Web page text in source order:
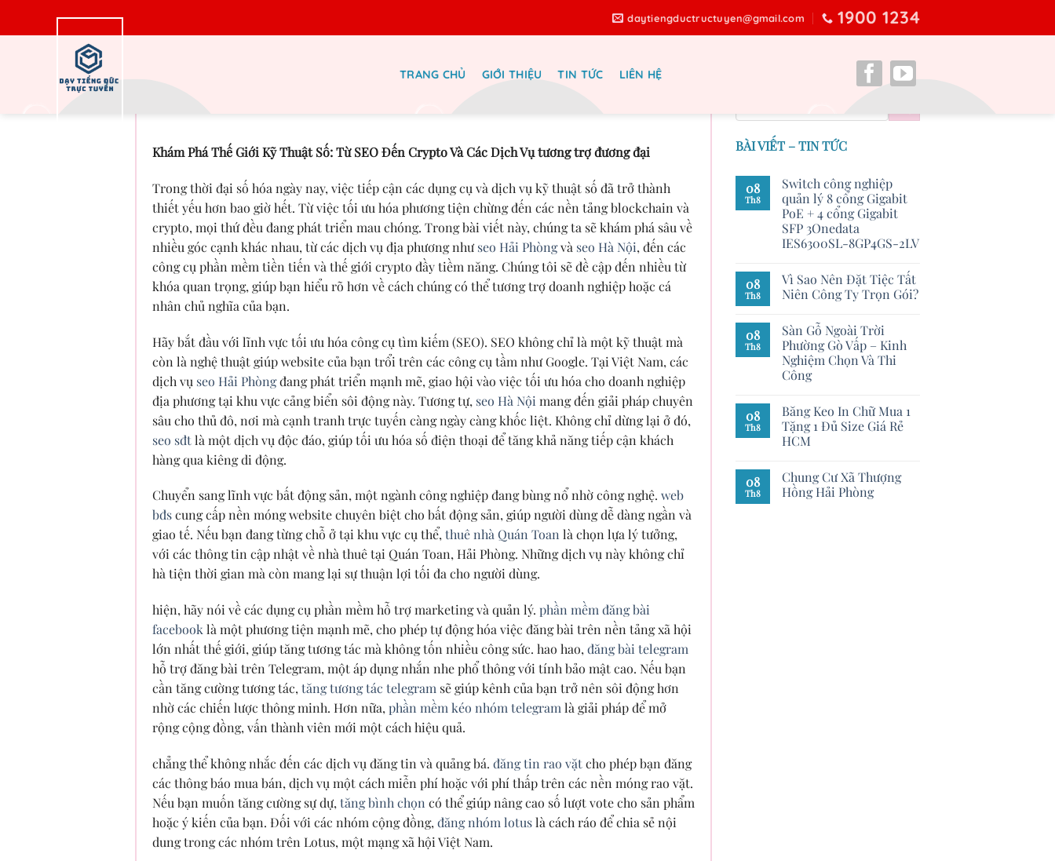
daytiengductructuyen@gmail.com 1900 1234
TRANG CHỦ GIỚI THIỆU TIN TỨC LIÊN HỆ
Khám Phá Thế Giới Kỹ Thuật Số: Từ SEO Đến Crypto Và Các Dịch Vụ tương trợ đương đại
Trong thời đại số hóa ngày nay, việc tiếp cận các dụng cụ và dịch vụ kỹ thuật số đã trở thành
thiết yếu hơn bao giờ hết. Từ việc tối ưu hóa phương tiện chừng đến các nền tảng blockchain và
crypto, mọi thứ đều đang phát triển mau chóng. Trong bài viết này, chúng ta sẽ khám phá sâu về
nhiều góc cạnh khác nhau, từ các dịch vụ địa phương nhưseo Hải Phòngvà seo Hà Nội, đến các
công cụ phần mềm tiền tiến và thế giới crypto đầy tiềm năng. Chúng tôi sẽ đề cập đến nhiều từ
khóa quan trọng, giúp bạn hiểu rõ hơn về cách chúng có thể tương trợ doanh nghiệp hoặc cá
nhân chủ nghĩa của bạn.
Hãy bắt đầu với lĩnh vực tối ưu hóa công cụ tìm kiếm (SEO). SEO không chỉ là một kỹ thuật mà
còn là nghệ thuật giúp website của bạn trổi trên các công cụ tầm như Google. Tại Việt Nam, các
dịch vụ seo Hải Phòngđang phát triển mạnh mẽ, giao hội vào việc tối ưu hóa cho doanh nghiệp
địa phương tại khu vực cảng biển sôi động này. Tương tự, seo Hà Nội mang đến giải pháp chuyên
sâu cho thủ đô, nơi mà cạnh tranh trực tuyến càng ngày càng khốc liệt. Không chỉ dừng lại ở đó,
seo sđtlà một dịch vụ độc đáo, giúp tối ưu hóa số điện thoại để tăng khả năng tiếp cận khách
hàng qua kiêng di động.
Chuyển sang lĩnh vực bất động sản, một ngành công nghiệp đang bùng nổ nhờ công nghệ. web
bđscung cấp nền móng website chuyên biệt cho bất động sản, giúp người dùng dễ dàng ngần và
giao tế. Nếu bạn đang từng chỗ ở tại khu vực cụ thể,thuê nhà Quán Toan là chọn lựa lý tưởng,
với các thông tin cập nhật về nhà thuê tại Quán Toan, Hải Phòng. Những dịch vụ này không chỉ
hà tiện thời gian mà còn mang lại sự thuận lợi tối đa cho người dùng.
hiện, hãy nói về các dụng cụ phần mềm hỗ trợ marketing và quản lý. phần mềm đăng bài
facebook là một phương tiện mạnh mẽ, cho phép tự động hóa việc đăng bài trên nền tảng xã hội
lớn nhất thế giới, giúp tăng tương tác mà không tốn nhiều công sức. hao hao, đăng bài telegram
hỗ trợ đăng bài trên Telegram, một áp dụng nhắn nhe phổ thông với tính bảo mật cao. Nếu bạn
cần tăng cường tương tác, tăng tương tác telegram sẽ giúp kênh của bạn trở nên sôi động hơn
nhờ các chiến lược thông minh. Hơn nữa, phần mềm kéo nhóm telegram là giải pháp để mở
rộng cộng đồng, vấn thành viên mới một cách hiệu quả.
chẳng thể không nhắc đến các dịch vụ đăng tin và quảng bá. đăng tin rao vặtcho phép bạn đăng
các thông báo mua bán, dịch vụ một cách miễn phí hoặc với phí thấp trên các nền móng rao vặt.
Nếu bạn muốn tăng cường sự dự, tăng bình chọn có thể giúp nâng cao số lượt vote cho sản phẩm
hoặc ý kiến của bạn. Đối với các nhóm cộng đồng, đăng nhóm lotuslà cách ráo để chia sẻ nội
dung trong các nhóm trên Lotus, một mạng xã hội Việt Nam.
BÀI VIẾT – TIN TỨC
08
Th8
Switch công nghiệp
quản lý 8 cổng Gigabit
PoE + 4 cổng Gigabit
SFP 3Onedata
IES6300SL-8GP4GS-2LV
08
Th8
Vì Sao Nên Đặt Tiệc Tất
Niên Công Ty Trọn Gói?
08
Th8
Sàn Gỗ Ngoài Trời
Phường Gò Vấp – Kinh
Nghiệm Chọn Và Thi
Công
08
Th8
Băng Keo In Chữ Mua 1
Tặng 1 Đủ Size Giá Rẻ
HCM
08
Th8
Chung Cư Xã Thượng
Hồng Hải Phòng